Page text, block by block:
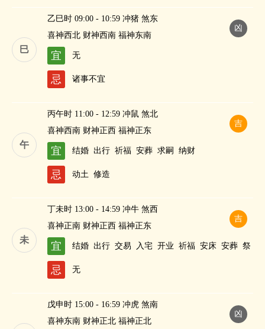
巳
凶
乙巳时 09:00 - 10:59 冲猪 煞东
喜神西北 财神西南 福神东南
宜 无
忌 诸事不宜
午
吉
丙午时 11:00 - 12:59 冲鼠 煞北
喜神西南 财神正西 福神正东
宜 结婚 出行 祈福 安葬 求嗣 纳财
忌 动土 修造
未
吉
丁未时 13:00 - 14:59 冲牛 煞西
喜神正南 财神正西 福神正东
宜 结婚 出行 交易 入宅 开业 祈福 安床 安葬 祭
忌 无
凶
戊申时 15:00 - 16:59 冲虎 煞南
喜神东南 财神正北 福神正北